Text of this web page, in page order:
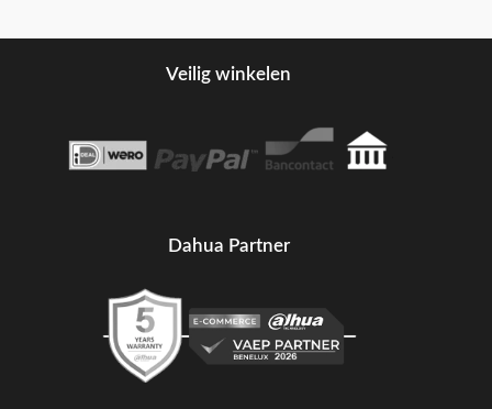
Veilig winkelen
Dahua Partner